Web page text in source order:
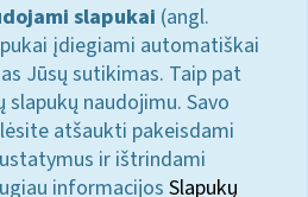
slapukai (angl.
įdiegiami automatiškai
Jūsų sutikimas. Taip pat
naudojimu. Savo
atšaukti pakeisdami
ir ištrindami
informacijos Slapukų